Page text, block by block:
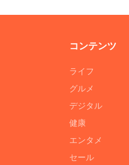
コンテンツ
ライフ
グルメ
デジタル
健康
エンタメ
セール